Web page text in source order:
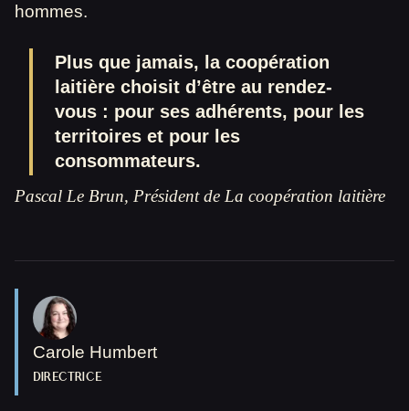
hommes.
Plus que jamais, la coopération
laitière choisit d’être au rendez-
vous : pour ses adhérents, pour les
territoires et pour les
consommateurs.
Pascal Le Brun, Président de La coopération laitière
Carole Humbert
DIRECTRICE